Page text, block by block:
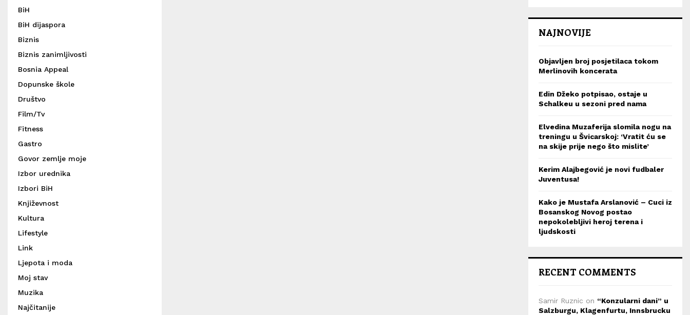
BiH
BiH dijaspora
Biznis
Biznis zanimljivosti
Bosnia Appeal
Dopunske škole
Društvo
Film/Tv
Fitness
Gastro
Govor zemlje moje
Izbor urednika
Izbori BiH
Književnost
Kultura
Lifestyle
Link
Ljepota i moda
Moj stav
Muzika
Najčitanije
NAJNOVIJE
Objavljen broj posjetilaca tokom
Merlinovih koncerata
Edin Džeko potpisao, ostaje u
Schalkeu u sezoni pred nama
Elvedina Muzaferija slomila nogu na
treningu u Švicarskoj: ‘Vratit ću se
na skije prije nego što mislite’
Kerim Alajbegović je novi fudbaler
Juventusa!
Kako je Mustafa Arslanović – Cuci iz
Bosanskog Novog postao
nepokolebljivi heroj terena i
ljudskosti
RECENT COMMENTS
Samir Ruznic on “Konzularni dani” u
Salzburgu, Klagenfurtu, Innsbrucku